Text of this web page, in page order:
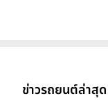
ข่าวรถยนต์ล่าสุด